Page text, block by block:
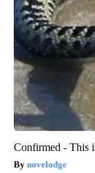
Confirmed - This
novelodge